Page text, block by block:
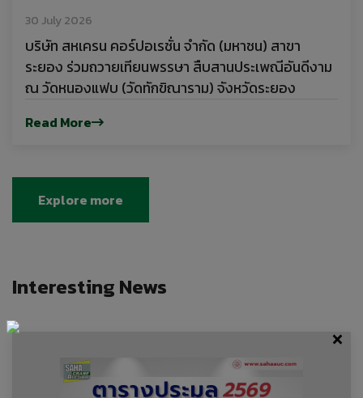
×
30 July 2026
บริษัท สหเครน คอร์ปอเรชั่น จำกัด (มหาชน) สาขา
ระยอง ร่วมถวายเทียนพรรษา สืบสานประเพณีอันดีงาม
ณ วัดหนองแฟบ (วัดทักขิณาราม) จังหวัดระยอง
Read More
Explore more
Interesting News